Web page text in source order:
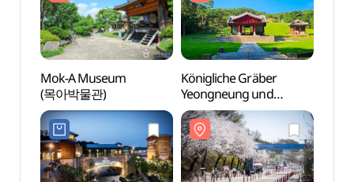
Mok-A Museum
(목아박물관)
Königliche Gräber
Yeongneung und
Nyeongneung [UNESCO
Welterbe] (여주 영릉
(세종·소헌왕후)과 영릉
(효종·인선왕후)
[유네스코 세계유산])